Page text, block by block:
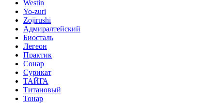
Westin
Yo-zuri
Zojirushi
Адмиралтейский
Биосталь
Легеон
Практик
Сонар
Сурикат
ТАЙГА
Титановый
Тонар